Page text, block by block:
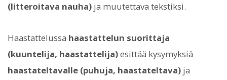
(litteroitava nauha) ja muutettava tekstiksi.
Haastattelussa haastattelun suorittaja
(kuuntelija, haastattelija)esittää kysymyksiä
haastateltavalle (puhuja, haastateltava) ja